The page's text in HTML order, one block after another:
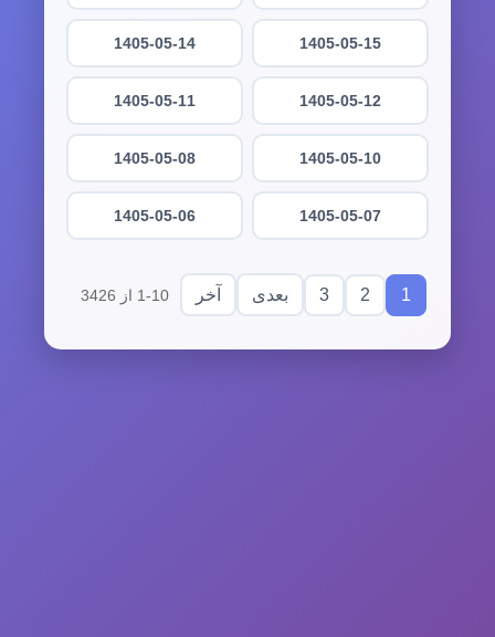
1405-05-15
1405-05-14
1405-05-12
1405-05-11
1405-05-10
1405-05-08
1405-05-07
1405-05-06
1
2
3 بعدی آخر 1-10 از 3426